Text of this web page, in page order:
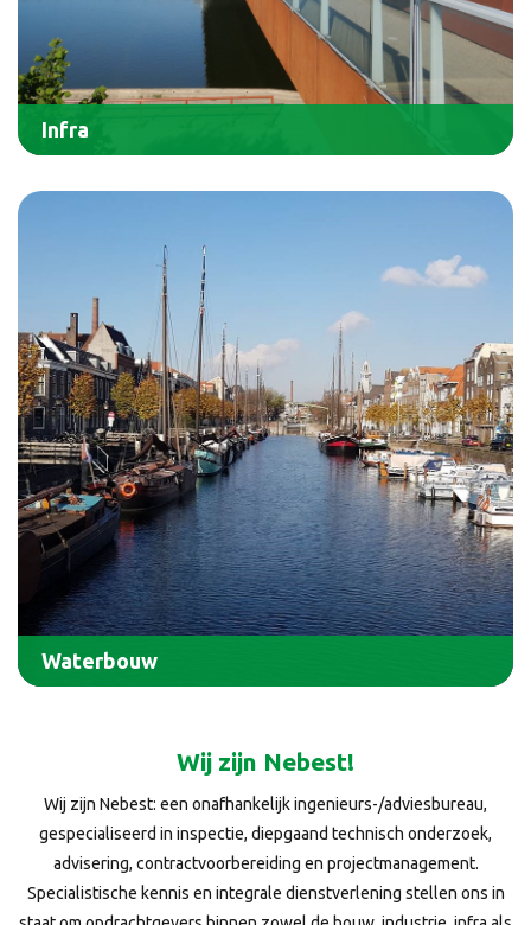
Infra
Waterbouw
Wij zijn Nebest!
Wij zijn Nebest: een onafhankelijk ingenieurs-/adviesbureau,
gespecialiseerd in inspectie, diepgaand technisch onderzoek,
advisering, contractvoorbereiding en projectmanagement.
Specialistische kennis en integrale dienstverlening stellen ons in